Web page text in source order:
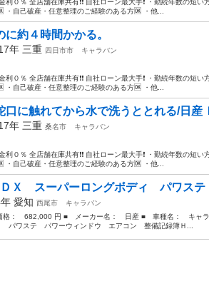
・自己破産・任意整理のご経験のある方🆗 ・他...
約４時間かかる。
年 三重 四日市市
キャラバン
利０％ 全店舗在庫共有❗️❗️ 自社ローン最大手❗️ ・勤続年数の短
・自己破産・任意整理のご経験のある方🆗 ・他...
口に触れてから水で洗うととれる/日産
年 三重 桑名市
キャラバン
利０％ 全店舗在庫共有❗️❗️ 自社ローン最大手❗️ ・勤続年数の短
・自己破産・任意整理のご経験のある方🆗 ・他...
ＤＸ スーパーロングボディ パワス
愛知 西尾市
キャラバン
格： 682,000 円 ■ メーカー名： 日産 ■ 車種名： キャラ
パワステ パワーウィンドウ エアコン 整備記録簿Ｈ...